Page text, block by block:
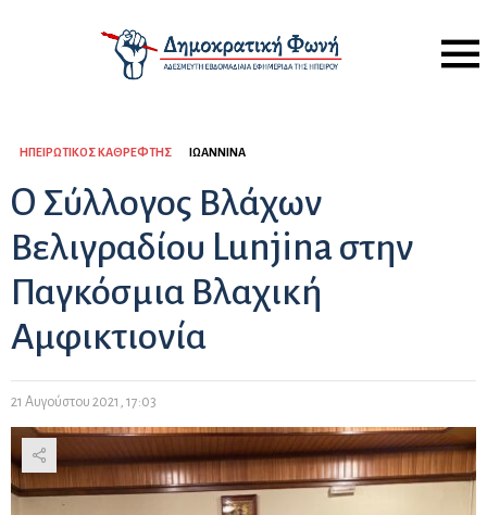
Menu
ΗΠΕΙΡΏΤΙΚΟΣ ΚΑΘΡΈΦΤΗΣ ΙΩΆΝΝΙΝΑ
O Σύλλογος Βλάχων
Βελιγραδίου Lunjina στην
Παγκόσμια Βλαχική
Αμφικτιονία
21 Αυγούστου 2021, 17:03